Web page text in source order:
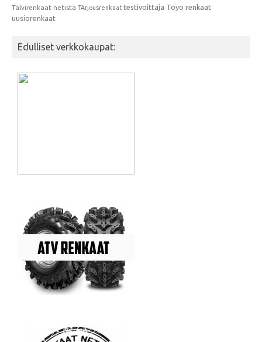
Talvirenkaat netistä TArjousrenkaat testivoittaja Toyo renkaat
uusiorenkaat
Edulliset verkkokaupat: